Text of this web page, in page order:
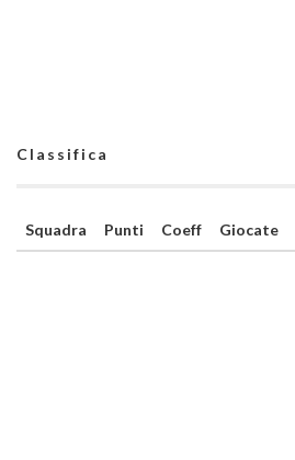
Classifica
Squadra Punti Coeff Giocate